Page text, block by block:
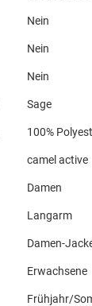
Nein
Nein
Nein
Sage
100%
camel active
Damen
Langarm
Damen-
Erwachsene
Frühjahr/